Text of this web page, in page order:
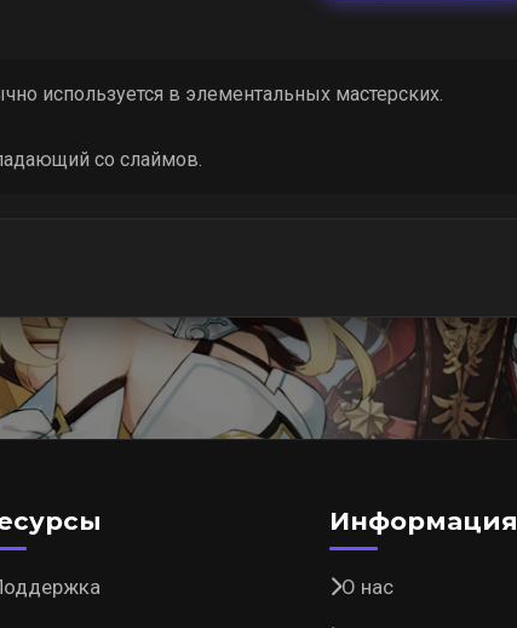
используется в элементальных мастерских.
со слаймов.
Информация
О нас